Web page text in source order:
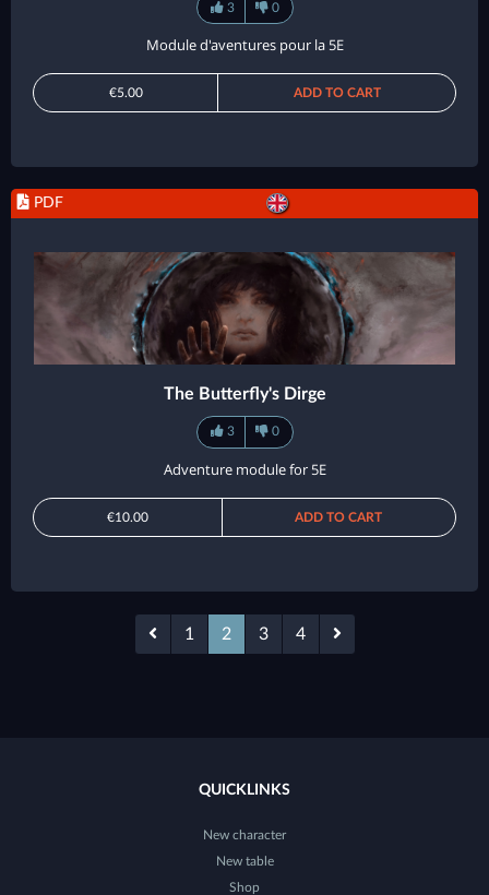
3 0
Module d'aventures pour la 5E
€5.00 ADD TO CART
PDF
The Butterfly's Dirge
3 0
Adventure module for 5E
€10.00 ADD TO CART
1 2 3 4
QUICKLINKS
New character
New table
Shop